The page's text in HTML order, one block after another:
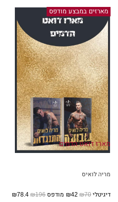
מארזים במבצע מודפס
מארז דואט הדמים
מריה לואיס
דיגיטלי₪70 מודפס₪196